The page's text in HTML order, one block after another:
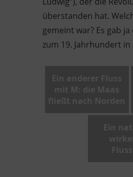
überstanden hat.
gemeint war? Es gab
zum 19. Jahrhundert in